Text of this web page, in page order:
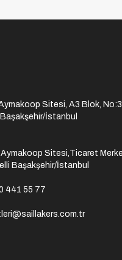
Sitesi, A3 Blok,
İstanbul
Sitesi,Ticaret
Başakşehir/İstanbul
441 55 77